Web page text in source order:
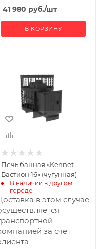
60
41 980 руб./шт
В КОРЗИНУ
Глубина, мм
Высота, мм
660
Материал
Чугун
Вид топлива
Дрова
Диаметр дымохода,
мм
115
Длина дров, мм
340
Печь банная «Kennet
Бастион 16» (чугунная)
В наличии в другом
городе
в этом случае
за счет